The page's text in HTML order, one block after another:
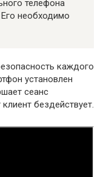
телефона
необходимо
каждого
установлен
сеанс
бездействует.